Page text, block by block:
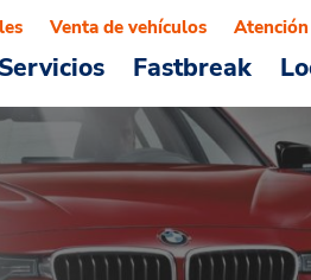
Fastbreak
Venta de vehículos